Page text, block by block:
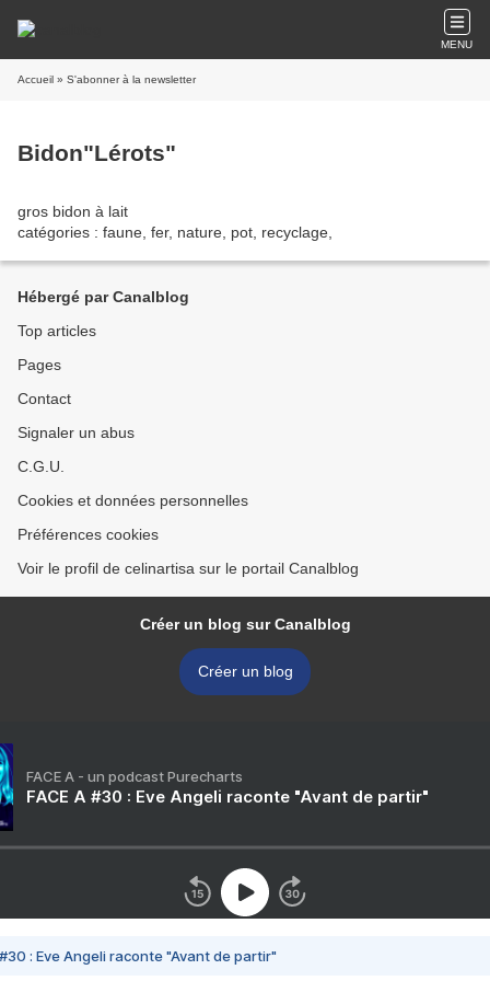
MENU
Accueil » S'abonner à la newsletter
Bidon"Lérots"
gros bidon à lait
catégories : faune, fer, nature, pot, recyclage,
Hébergé par Canalblog
Top articles
Pages
Contact
Signaler un abus
C.G.U.
Cookies et données personnelles
Préférences cookies
Voir le profil de celinartisa sur le portail Canalblog
Créer un blog sur Canalblog
Créer un blog
FACE A - un podcast Purecharts
FACE A #30 : Eve Angeli raconte "Avant de partir"
#30 : Eve Angeli raconte "Avant de partir"